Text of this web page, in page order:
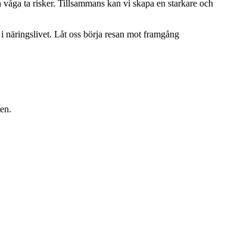
ta risker. Tillsammans kan vi skapa en starkare och
Låt oss börja resan mot framgång